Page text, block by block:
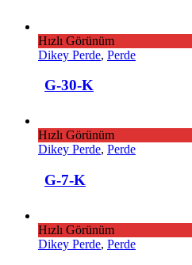
Hızlı Görünüm
Dikey Perde, Perde
G-30-K
Hızlı Görünüm
Dikey Perde, Perde
G-7-K
Hızlı Görünüm
Dikey Perde, Perde